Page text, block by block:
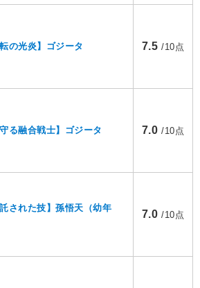
転の光炎】ゴジータ 7.5 /10点
守る融合戦士】ゴジータ 7.0 /10点
託された技】孫悟天（幼年
7.0 /10点